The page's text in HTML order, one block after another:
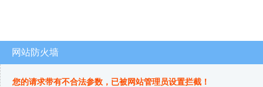
网站防火墙
您的请求带有不合法参数，已被网站管理员设置拦截！